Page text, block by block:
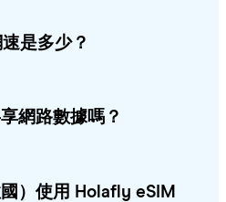
是多少？
網路數據嗎？
）使用 Holafly eSIM